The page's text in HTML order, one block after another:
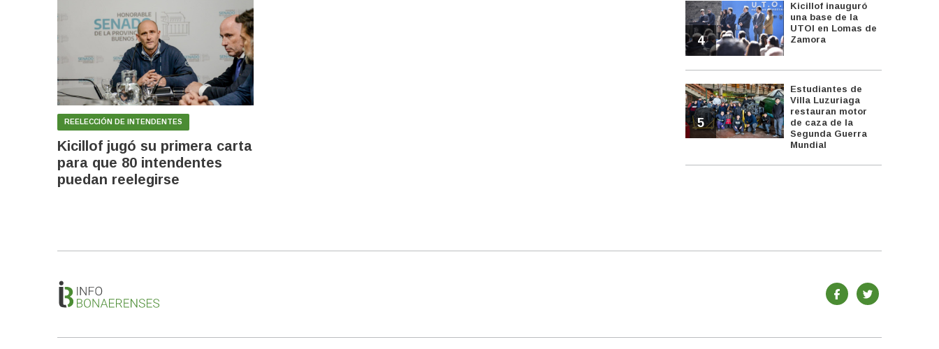
REELECCIÓN DE INTENDENTES
Kicillof jugó su primera carta
para que 80 intendentes
puedan reelegirse
4
Kicillof inauguró
una base de la
UTOI en Lomas de
Zamora
5
Estudiantes de
Villa Luzuriaga
restauran motor
de caza de la
Segunda Guerra
Mundial